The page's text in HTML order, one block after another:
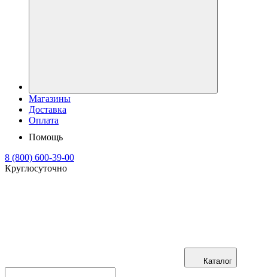
Магазины
Доставка
Оплата
Помощь
8 (800) 600-39-00
Круглосуточно
Каталог